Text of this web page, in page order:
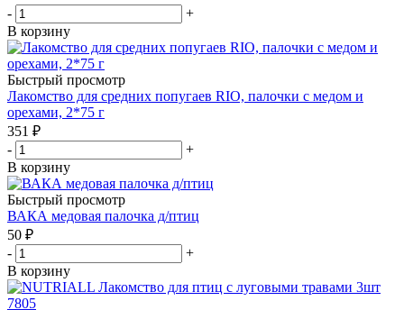
-
+
В корзину
Быстрый просмотр
Лакомство для средних попугаев RIO, палочки с медом и
орехами, 2*75 г
351 ₽
-
+
В корзину
Быстрый просмотр
ВАКА медовая палочка д/птиц
50 ₽
-
+
В корзину